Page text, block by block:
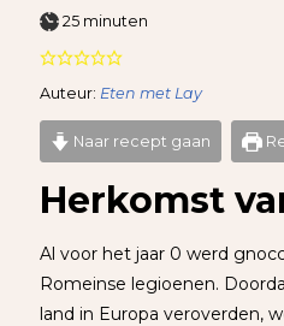
25minuten
minuten
Auteur: Eten met Lay
Naar recept gaan
Herkomst
Al voor het jaar 0 werd
Romeinse legioenen.
land in Europa veroverden,